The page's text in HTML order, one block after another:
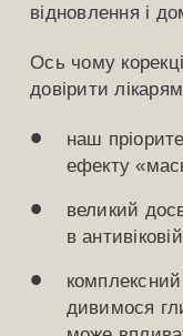
відновлення і
Ось чому
довірити
наш
ефекту
великий
в
дивимося